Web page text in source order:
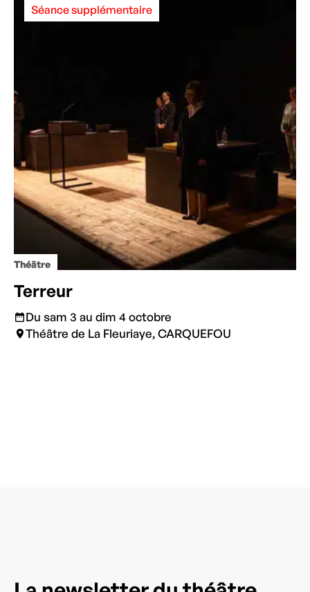
Théâtre
Séance supplémentaire
Terreur
Du sam 3 au dim 4 octobre
Théâtre de La Fleuriaye, CARQUEFOU